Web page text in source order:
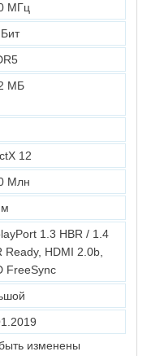
МГц
МБ
12
Млн
1.3 HBR / 1.4
Ready, HDMI 2.0b,
FreeSync
изменены